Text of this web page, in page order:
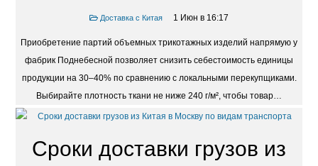
Доставка с Китая 1 Июн в 16:17
Приобретение партий объемных трикотажных изделий напрямую у
фабрик Поднебесной позволяет снизить себестоимость единицы
продукции на 30–40% по сравнению с локальными перекупщиками.
Выбирайте плотность ткани не ниже 240 г/м², чтобы товар…
Сроки доставки грузов из